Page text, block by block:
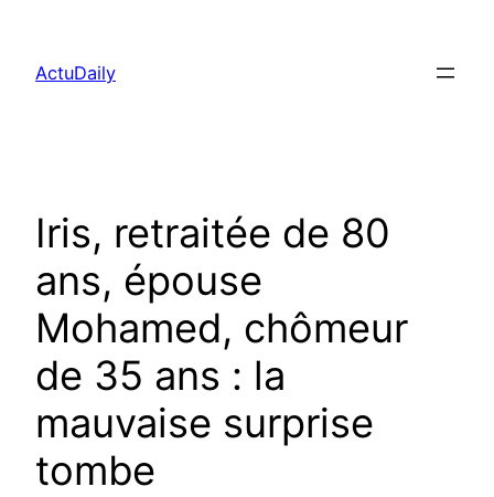
contenu
ActuDaily
Iris, retraitée de 80
ans, épouse
Mohamed, chômeur
de 35 ans : la
mauvaise surprise
tombe